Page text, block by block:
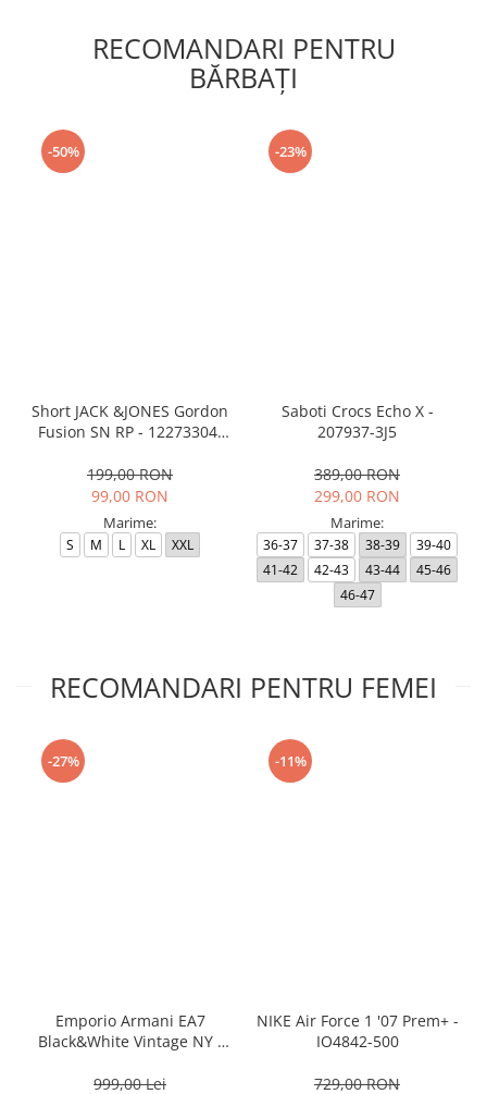
RECOMANDARI PENTRU
BĂRBAŢI
-50%
Short JACK &JONES Gordon
Fusion SN RP - 12273304-
199,00 RON
99,00 RON
Marime:
S M L XL XXL
-23%
Saboti Crocs Echo X -
207937-3J5
389,00 RON
299,00 RON
Marime:
36-37 37-38 38-39
39-40
41-42
42-43 43-44
45-46
46-47
RECOMANDARI PENTRU FEMEI
-27%
Emporio Armani EA7
Black&White Vintage NY -
999,00 Lei
-11%
NIKE Air Force 1 '07 Prem+ -
IO4842-500
729,00 RON